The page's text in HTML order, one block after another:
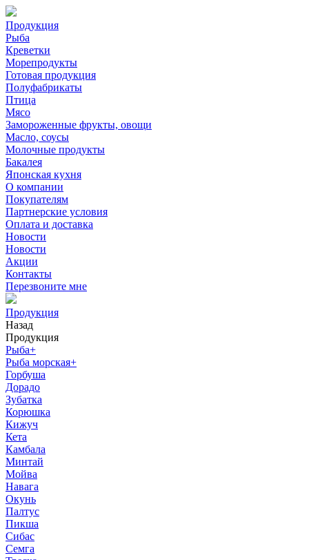
Продукция
Рыба
Креветки
Морепродукты
Готовая продукция
Полуфабрикаты
Птица
Мясо
Замороженные фрукты, овощи
Масло, соусы
Молочные продукты
Бакалея
Японская кухня
О компании
Покупателям
Партнерские условия
Оплата и доставка
Новости
Новости
Акции
Контакты
Перезвоните мне
Продукция
Назад
Продукция
Рыба+
Рыба морская+
Горбуша
Дорадо
Зубатка
Корюшка
Кижуч
Кета
Камбала
Минтай
Мойва
Навага
Окунь
Палтус
Пикша
Сибас
Семга